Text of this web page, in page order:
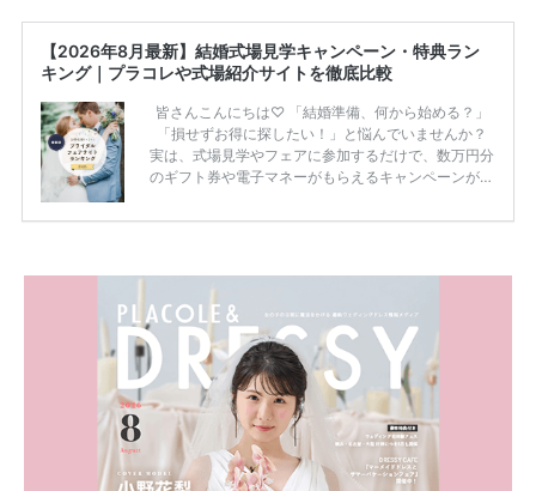
【2026年8月最新】結婚式場見学キャンペーン・特典ラン
キング｜プラコレや式場紹介サイトを徹底比較
皆さんこんにちは♡ 「結婚準備、何から始める？」
「損せずお得に探したい！」と悩んでいませんか？
実は、式場見学やフェアに参加するだけで、数万円分
のギフト券や電子マネーがもらえるキャンペーンがあ
ため、比較せずに選ぶと損をしてしまうことも……。
内容：特典金額・条件・応募方法・注意点 「どこが
一番お得？」「プラコレの特典は？」といった疑問も
解決します。 まずは診断で候補を絞れる「ウェディ
ング診断」か、体験型 […]
続きを読む